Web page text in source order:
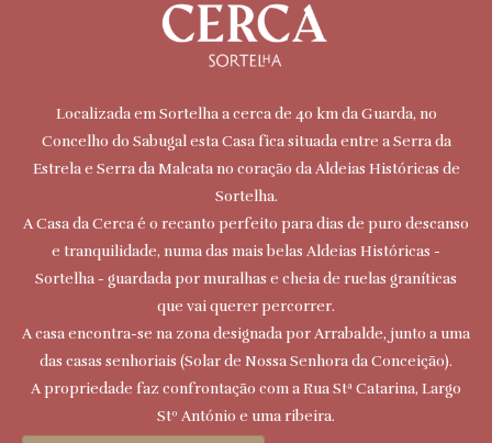
Localizada em Sortelha a cerca de 40 km da Guarda, no
Concelho do Sabugal esta Casa fica situada entre a Serra da
Estrela e Serra da Malcata no coração da Aldeias Históricas de
Sortelha.
A Casa da Cerca é o recanto perfeito para dias de puro descanso
e tranquilidade, numa das mais belas Aldeias Históricas -
Sortelha - guardada por muralhas e cheia de ruelas graníticas
que vai querer percorrer.
A casa encontra-se na zona designada por Arrabalde, junto a uma
das casas senhoriais (Solar de Nossa Senhora da Conceição).
A propriedade faz confrontação com a Rua Stª Catarina, Largo
Stº António e uma ribeira.